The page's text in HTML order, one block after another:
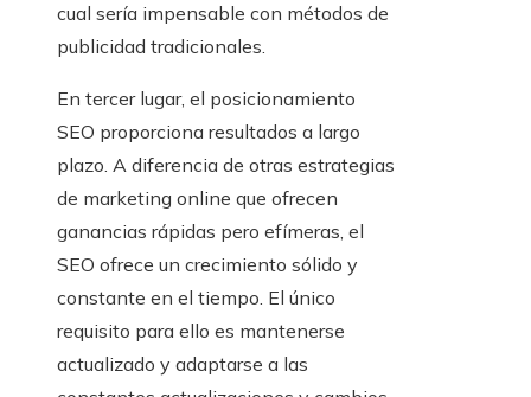
cual sería impensable con métodos de
publicidad tradicionales.
En tercer lugar, el posicionamiento
SEO proporciona resultados a largo
plazo. A diferencia de otras estrategias
de marketing online que ofrecen
ganancias rápidas pero efímeras, el
SEO ofrece un crecimiento sólido y
constante en el tiempo. El único
requisito para ello es mantenerse
actualizado y adaptarse a las